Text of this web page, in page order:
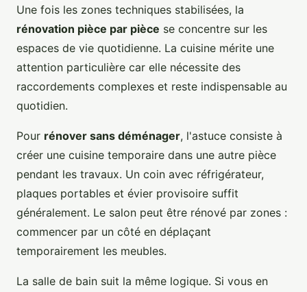
Une fois les zones techniques stabilisées, la
rénovation pièce par pièce se concentre sur les
espaces de vie quotidienne. La cuisine mérite une
attention particulière car elle nécessite des
raccordements complexes et reste indispensable au
quotidien.
Pour rénover sans déménager, l'astuce consiste à
créer une cuisine temporaire dans une autre pièce
pendant les travaux. Un coin avec réfrigérateur,
plaques portables et évier provisoire suffit
généralement. Le salon peut être rénové par zones :
commencer par un côté en déplaçant
temporairement les meubles.
La salle de bain suit la même logique. Si vous en